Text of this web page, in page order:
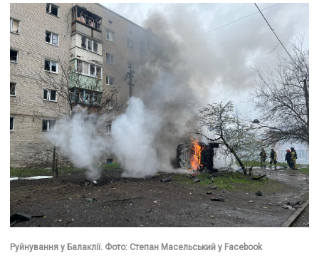
Руйнування у Балаклії. Фото: Степан Масельський у Facebook